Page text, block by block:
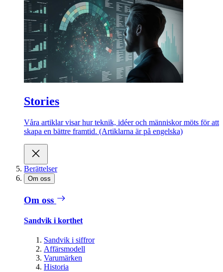
Stories
Våra artiklar visar hur teknik, idéer och människor möts för att
skapa en bättre framtid. (Artiklarna är på engelska)
Berättelser
Om oss
Om oss
Sandvik i korthet
Sandvik i siffror
Affärsmodell
Varumärken
Historia